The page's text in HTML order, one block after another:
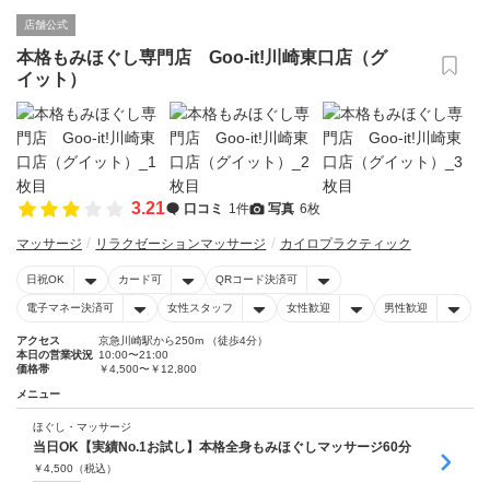
店舗公式
本格もみほぐし専門店 Goo-it!川崎東口店（グ
イット）
3.21 口コミ 1件 写真 6枚
マッサージ リラクゼーションマッサージ カイロプラクティック
日祝OK カード可 QRコード決済可
電子マネー決済可 女性スタッフ 女性歓迎 男性歓迎
アクセス
京急川崎駅から250m （徒歩4分）
本日の営業状況 10:00〜21:00
価格帯
￥4,500〜￥12,800
メニュー
ほぐし・マッサージ
当日OK【実績No.1お試し】本格全身もみほぐしマッサージ60分
￥4,500 （税込）